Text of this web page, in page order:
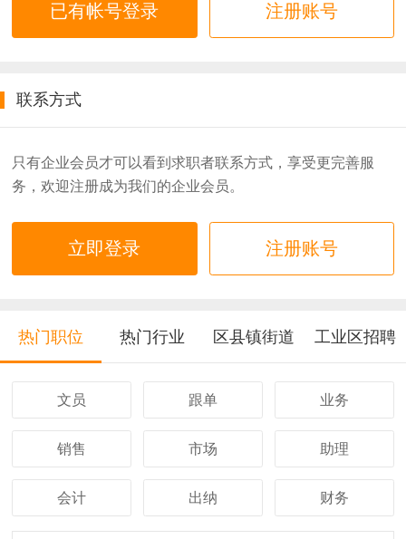
已有帐号登录 注册账号
联系方式
只有企业会员才可以看到求职者联系方式，享受更完善服
务，欢迎注册成为我们的企业会员。
立即登录 注册账号
热门职位 热门行业 区县镇街道 工业区招聘
文员 跟单 业务
销售 市场 助理
会计 出纳 财务